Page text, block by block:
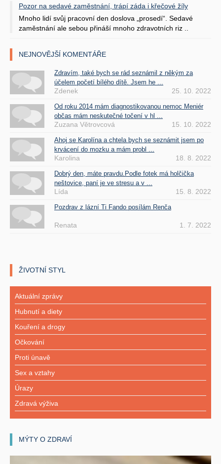
Pozor na sedavé zaměstnání, trápí záda i křečové žíly
Mnoho lidí svůj pracovní den doslova „prosedí“. Sedavé
zaměstnání ale sebou přináší mnoho zdravotních riz ..
NEJNOVĚJŠÍ KOMENTÁŘE
Zdravím, také bych se rád seznámil z někým za
účelem početí bílého dítě. Jsem he ...
Zdenek 25. 10. 2022
Od roku 2014 mám diagnostikovanou nemoc Meniér
občas mám neskutečné točení v hl ...
Zuzana Větrovcová 15. 10. 2022
Ahoj se Karolína a chtela bych se seznámit jsem po
krvácení do mozku a mám probl ...
Karolina 18. 8. 2022
Dobrý den, máte pravdu.Podle fotek má holčička
neštovice, paní je ve stresu a v ...
Lída 15. 8. 2022
Pozdrav z lázní Ti Fando posílám Renča
Renata 1. 7. 2022
ŽIVOTNÍ STYL
Aktuální zprávy
Hubnutí a diety
Kouření a drogy
Očkování
Proti únavě
Sex a vztahy
Úrazy
Zdravá výživa
MÝTY O ZDRAVÍ